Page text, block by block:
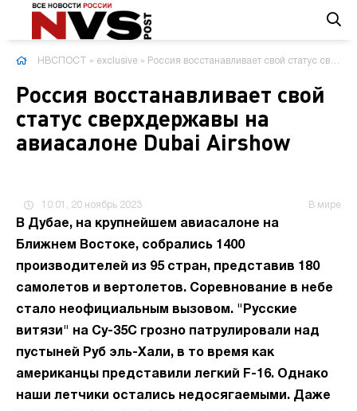
НВСПОСТ » exclusive » Россия восстанавливает свой статус сверхдержавы на авиасалоне Dubai Airshow
Россия восстанавливает свой
статус сверхдержавы на
авиасалоне Dubai Airshow
10:01, 20 ноябрь 2023 В мире
В Дубае, на крупнейшем авиасалоне на
Ближнем Востоке, собрались 1400
производителей из 95 стран, представив 180
самолетов и вертолетов. Соревнование в небе
стало неофициальным вызовом. "Русские
витязи" на Су-35С грозно патрулировали над
пустыней Руб эль-Хали, в то время как
американцы представили легкий F-16. Однако
наши летчики остались недосягаемыми. Даже